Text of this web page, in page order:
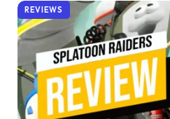
REVIEWS